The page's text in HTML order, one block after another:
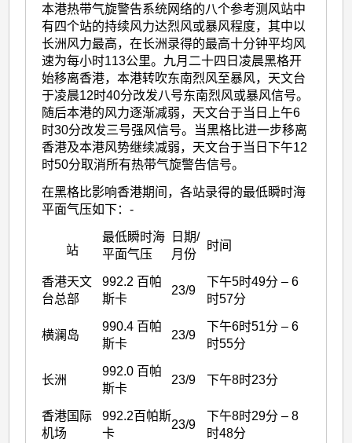
本港热带气旋警告系统网络的八个参考测风站中
有四个站的持续风力达烈风或暴风程度，其中以
长洲风力最高，在长洲录得的最高十分钟平均风
速为每小时113公里。九月二十四日凌晨黑格开
始移离香港，本港转吹东南烈风至暴风，天文台
于凌晨12时40分改发八号东南烈风或暴风信号。
随后本港的风力逐渐减弱，天文台于当日上午6
时30分改发三号强风信号。当黑格比进一步移离
香港及本港风势继续减弱，天文台于当日下午12
时50分取消所有热带气旋警告信号。
在黑格比影响香港期间，各站录得的最低瞬时海
平面气压如下：-
站
最低瞬时海
平面气压
日期/
月份
时间
香港天文
台总部
992.2 百帕
斯卡
23/9
下午5时49分 – 6
时57分
横澜岛
990.4 百帕
斯卡
23/9
下午6时51分 – 6
时55分
长洲
992.0 百帕
斯卡
23/9 下午8时23分
香港国际
机场
992.2百帕斯
卡
23/9
下午8时29分 – 8
时48分